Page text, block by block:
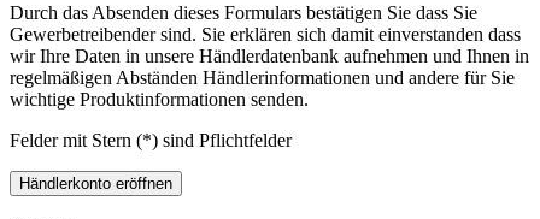
Durch das Absenden dieses Formulars bestätigen Sie dass Sie
Gewerbetreibender sind. Sie erklären sich damit einverstanden dass
wir Ihre Daten in unsere Händlerdatenbank aufnehmen und Ihnen in
regelmäßigen Abständen Händlerinformationen und andere für Sie
wichtige Produktinformationen senden.
Felder mit Stern (*) sind Pflichtfelder